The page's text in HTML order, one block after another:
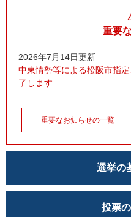
重要
2026年7月14日更新
中東情勢等による松阪市指
了します
重要なお知らせの一覧
選挙の
投票